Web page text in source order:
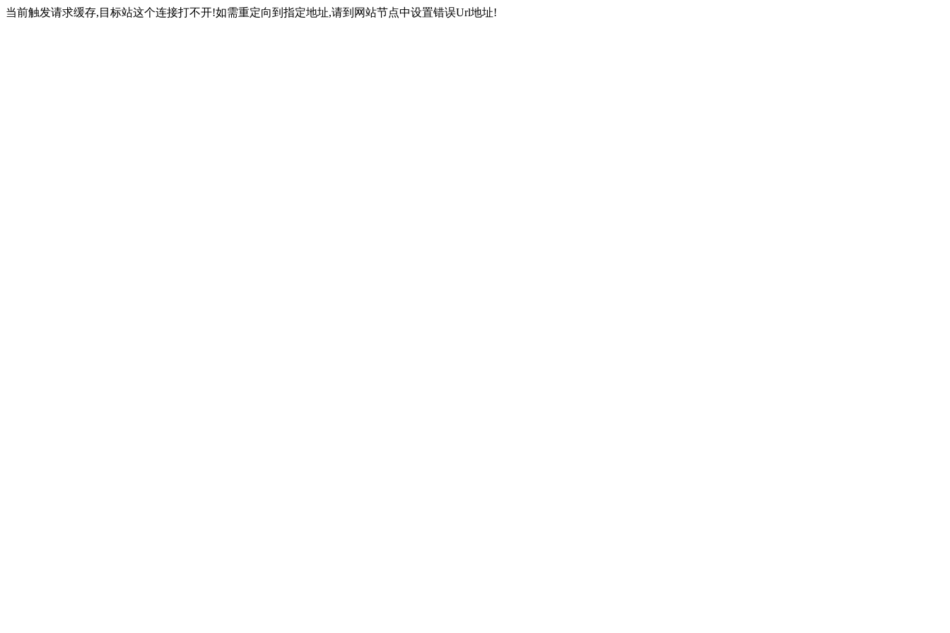
当前触发请求缓存,目标站这个连接打不开!如需重定向到指定地址,请到网站节点中设置错误Url地址!